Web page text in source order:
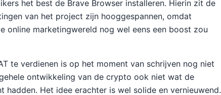
het best de Brave Browser installeren. Hierin zit de
van het project zijn hooggespannen, omdat
online marketingwereld nog wel eens een boost zou
te verdienen is op het moment van schrijven nog niet
ontwikkeling van de crypto ook niet wat de
Het idee erachter is wel solide en vernieuwend.